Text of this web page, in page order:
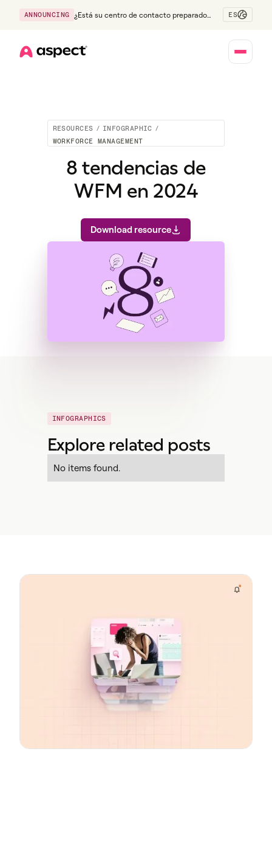
ANNOUNCING
¿Está su centro de contacto preparado
ES
RESOURCES / INFOGRAPHIC /
WORKFORCE MANAGEMENT
8 tendencias de
WFM en 2024
Download resource
INFOGRAPHICS
Explore related posts
No items found.